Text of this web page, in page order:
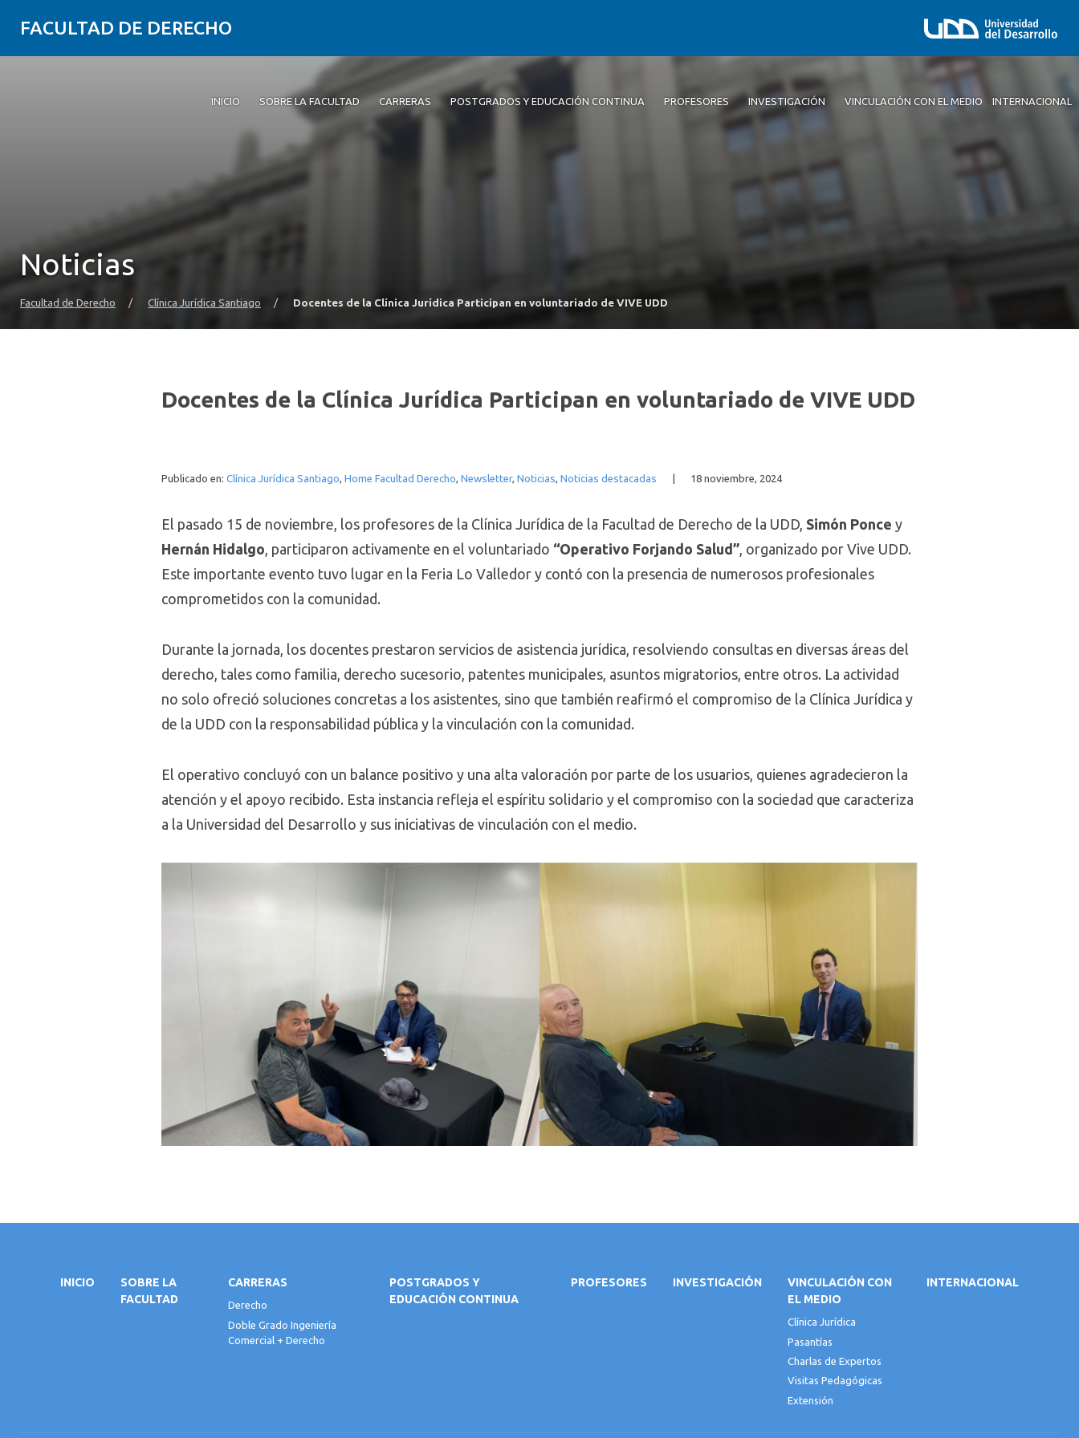
FACULTAD DE DERECHO
INICIO SOBRE LA FACULTAD CARRERAS POSTGRADOS Y EDUCACIÓN CONTINUA PROFESORES INVESTIGACIÓN VINCULACIÓN CON EL MEDIO INTERNACIONAL
Noticias
Facultad de Derecho / Clínica Jurídica Santiago / Docentes de la Clínica Jurídica Participan en voluntariado de VIVE UDD
Docentes de la Clínica Jurídica Participan en voluntariado de VIVE UDD
Publicado en: Clínica Jurídica Santiago, Home Facultad Derecho, Newsletter, Noticias, Noticias destacadas 18 noviembre, 2024
El pasado 15 de noviembre, los profesores de la Clínica Jurídica de la Facultad de Derecho de la UDD, Simón Ponce y
Hernán Hidalgo, participaron activamente en el voluntariado “Operativo Forjando Salud”, organizado por Vive UDD.
Este importante evento tuvo lugar en la Feria Lo Valledor y contó con la presencia de numerosos profesionales
comprometidos con la comunidad.
Durante la jornada, los docentes prestaron servicios de asistencia jurídica, resolviendo consultas en diversas áreas del
derecho, tales como familia, derecho sucesorio, patentes municipales, asuntos migratorios, entre otros. La actividad
no solo ofreció soluciones concretas a los asistentes, sino que también reafirmó el compromiso de la Clínica Jurídica y
de la UDD con la responsabilidad pública y la vinculación con la comunidad.
El operativo concluyó con un balance positivo y una alta valoración por parte de los usuarios, quienes agradecieron la
atención y el apoyo recibido. Esta instancia refleja el espíritu solidario y el compromiso con la sociedad que caracteriza
a la Universidad del Desarrollo y sus iniciativas de vinculación con el medio.
INICIO
SOBRE LA
FACULTAD
CARRERAS
Derecho
Doble Grado Ingeniería
Comercial + Derecho
POSTGRADOS Y
EDUCACIÓN CONTINUA
PROFESORES INVESTIGACIÓN
VINCULACIÓN CON
EL MEDIO
Clínica Jurídica
Pasantías
Charlas de Expertos
Visitas Pedagógicas
Extensión
INTERNACIONAL